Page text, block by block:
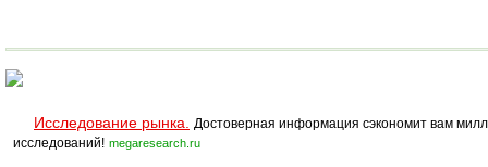
Исследование рынка.
Достоверная информация сэкономит вам
исследований! megaresearch.ru